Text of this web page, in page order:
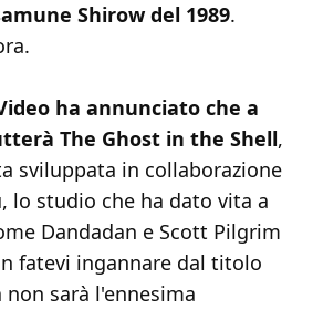
Shirow del 1989.
ha annunciato che a
The Ghost in the Shell,
sviluppata in collaborazione
lo studio che ha dato vita a
Dandadan e Scott Pilgrim
fatevi ingannare dal titolo
sarà l'ennesima